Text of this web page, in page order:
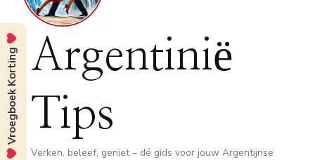
Argentinië
Tips
Verken, beleef, geniet – dé gids voor jouw Argentijnse
Vroegboek Korting